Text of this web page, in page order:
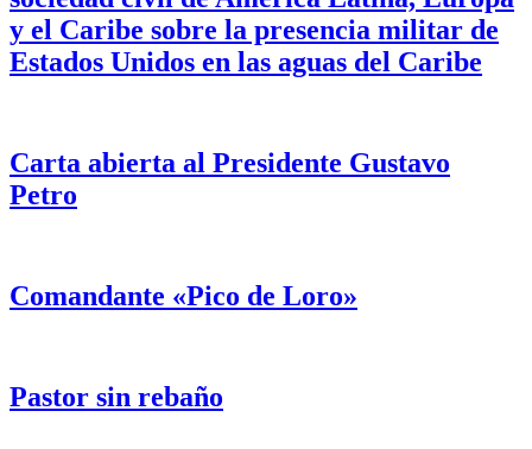
y el Caribe sobre la presencia militar de
Estados Unidos en las aguas del Caribe
Carta abierta al Presidente Gustavo
Petro
Comandante «Pico de Loro»
Pastor sin rebaño